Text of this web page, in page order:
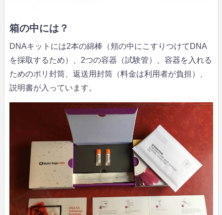
箱の中には？
DNAキットには2本の綿棒（頬の中にこすりつけてDNA
を採取するため）、2つの容器（試験管）、容器を入れる
ためのポリ封筒、返送用封筒（料金は利用者が負担）、
説明書が入っています。